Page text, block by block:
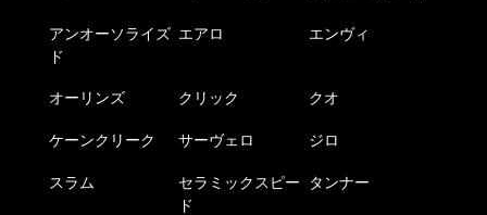
アンオーソライズ
ド
エアロ エンヴィ
オーリンズ クリック クオ
ケーンクリーク サーヴェロ ジロ
スラム
セラミックスピー
ド
タンナー